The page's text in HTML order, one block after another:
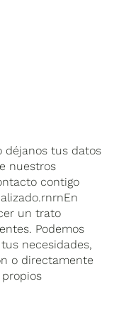
déjanos tus datos
nuestros
contigo
un trato
Podemos
necesidades,
o directamente